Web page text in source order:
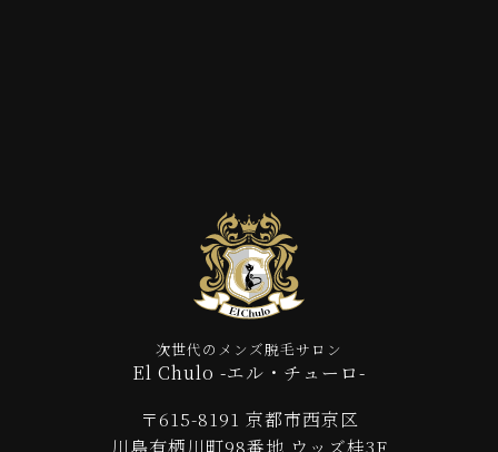
次世代のメンズ脱毛サロン
El Chulo -エル・チューロ-
〒615-8191 京都市西京区